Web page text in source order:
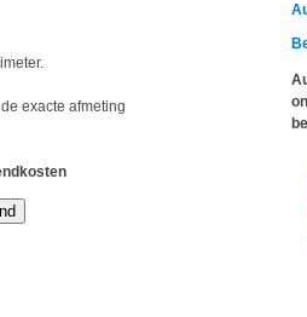
exacte afmeting